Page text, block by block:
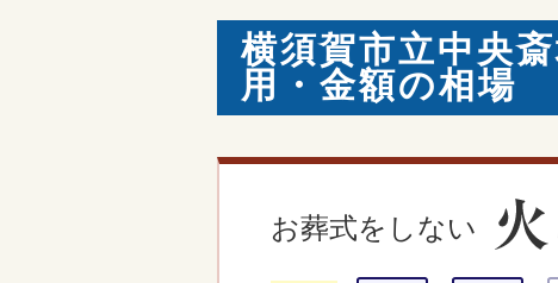
横須賀市立中央
用・金額の相場
お葬式をしない